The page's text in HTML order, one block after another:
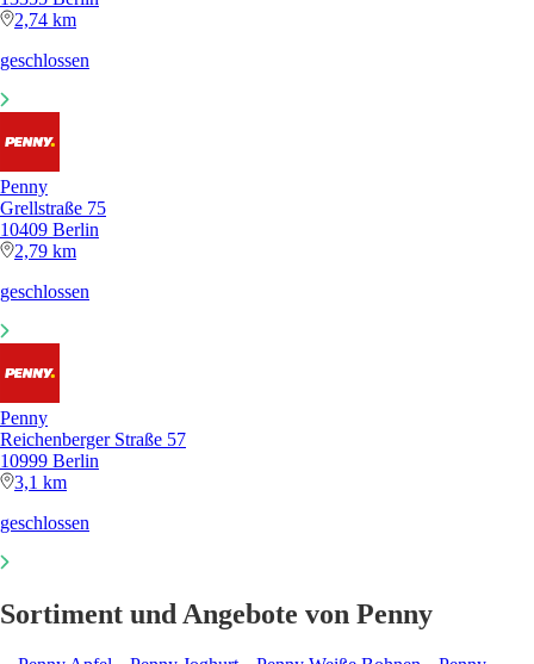
2,74 km
geschlossen
Penny
Grellstraße 75
10409 Berlin
2,79 km
geschlossen
Penny
Reichenberger Straße 57
10999 Berlin
3,1 km
geschlossen
Sortiment und Angebote von Penny